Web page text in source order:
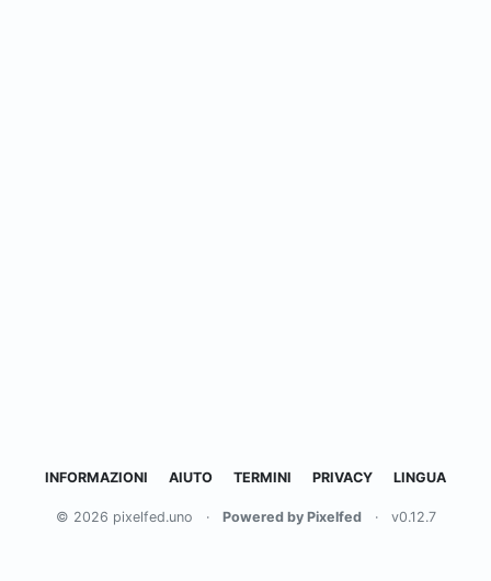
INFORMAZIONI AIUTO TERMINI PRIVACY LINGUA
© 2026 pixelfed.uno · Powered by Pixelfed · v0.12.7